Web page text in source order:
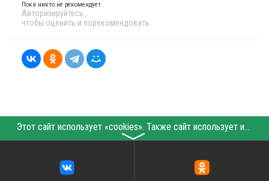
Пока никто не рекомендует
Авторизируйтесь ,
чтобы оценить и порекомендовать
Этот сайт использует «cookies». Также сайт использует интернет-сервис для сбора технических данных касательно посетителей с целью получения маркетинговой и статистической информации. Условия обработки данных посетителей сайта см.
〉